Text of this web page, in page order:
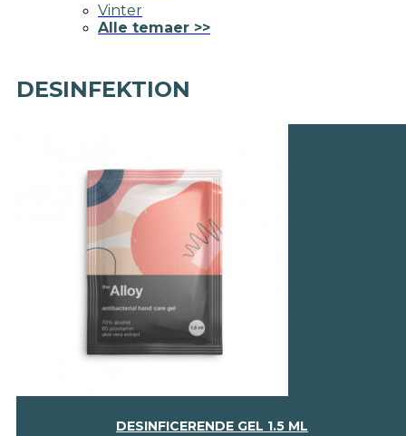
Vinter
Alle temaer >>
DESINFEKTION
DESINFICERENDE GEL 1.5 ML